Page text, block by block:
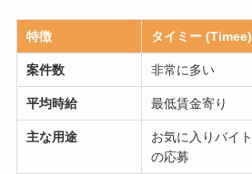
特徴 タイミー (Timee)
案件数 非常に多い
平均時給 最低賃金寄り
主な用途
お気に入りバイト
の応募